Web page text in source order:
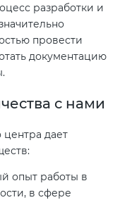
разработки и
провести
документацию
с нами
дает
опыт работы в
в сфере